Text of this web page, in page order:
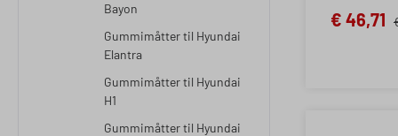
Bayon
Gummimåtter til Hyundai
Elantra
Gummimåtter til Hyundai
H1
Gummimåtter til Hyundai
€ 46,71